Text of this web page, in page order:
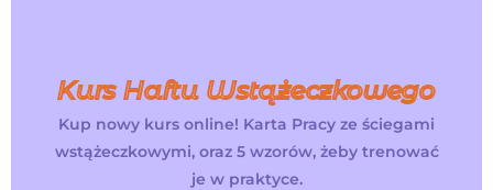
Kurs Haftu Wstążeczkowego
Kup nowy kurs online! Karta Pracy ze ściegami
wstążeczkowymi, oraz 5 wzorów, żeby trenować
je w praktyce.